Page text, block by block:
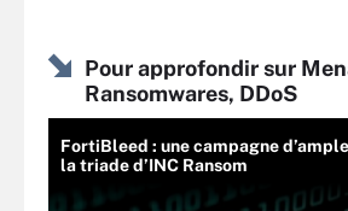
Pour approfondir sur
Ransomwares, DDoS
FortiBleed : une campagne
la triade d’INC Ransom